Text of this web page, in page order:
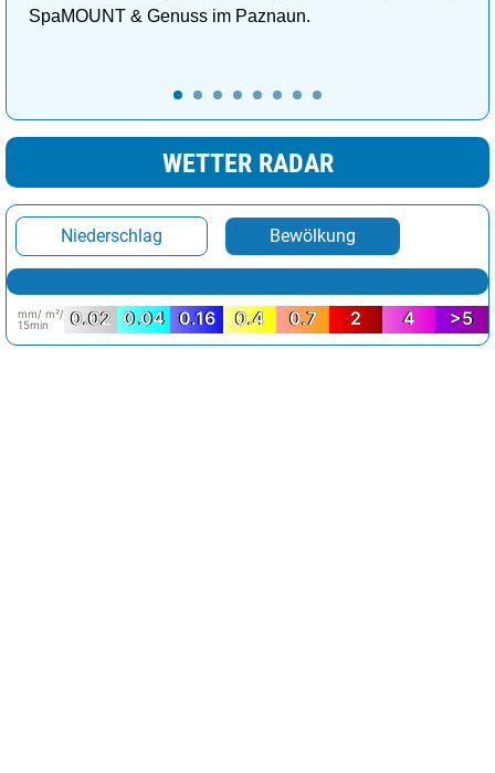
SpaMOUNT & Genuss im Paznaun.
WETTER RADAR
Niederschlag Bewölkung
mm/ m²/
15min
0.02 0.04 0.16 0.4 0.7 2 4 >5